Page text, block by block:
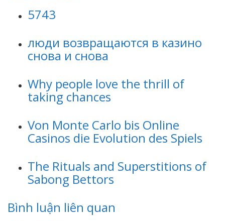
5743
люди возвращаются в казино
снова и снова
Why people love the thrill of
taking chances
Von Monte Carlo bis Online
Casinos die Evolution des Spiels
The Rituals and Superstitions of
Sabong Bettors
Bình luận liên quan